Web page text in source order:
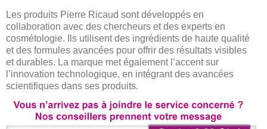
Les produits Pierre Ricaud sont développés en
collaboration avec des chercheurs et des experts en
cosmétologie. Ils utilisent des ingrédients de haute qualité
et des formules avancées pour offrir des résultats visibles
et durables. La marque met également l’accent sur
l’innovation technologique, en intégrant des avancées
scientifiques dans ses produits.